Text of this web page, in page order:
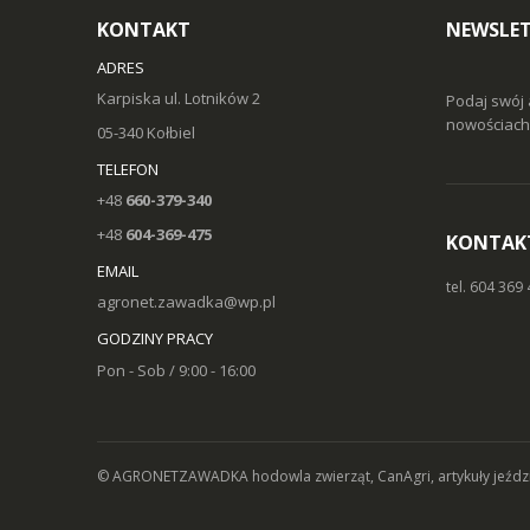
KONTAKT
ADRES
Karpiska ul. Lotników 2
05-340 Kołbiel
TELEFON
+48 660-379-340
+48 604-369-475
EMAIL
agronet.zawadka@wp.pl
GODZINY PRACY
Pon - Sob / 9:00 - 16:00
Podaj swój
tel. 604 369
© AGRONETZAWADKA hodowla zwierząt, CanAgri, artykuły